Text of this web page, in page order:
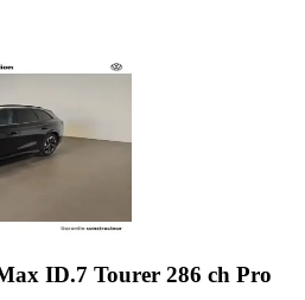
ID.7 Tourer 286 ch Pro